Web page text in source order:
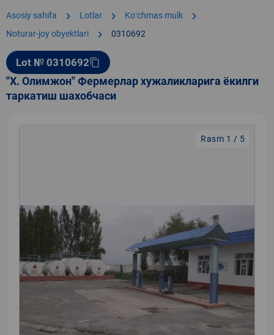
Asosiy sahifa chevron_right Lotlar chevron_right Koʻchmas mulk chevron_right
Noturar-joy obyektlari chevron_right 0310692
Lot № 0310692content_copy
"Х. Олимжон" Фермерлар хужаликларига ёкилги
таркатиш шахобчаси
Rasm 1 / 5